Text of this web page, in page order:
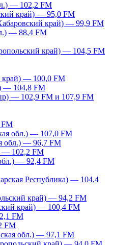
— 102,2 FM
край) — 95,0 FM
край) — 99,9 FM
— 88,4 FM
край) — 104,5 FM
край) — 100,0 FM
— 104,8 FM
— 102,9 FM и 107,9 FM
обл.) — 107,0 FM
обл.) — 96,7 FM
— 102,2 FM
— 92,4 FM
Республика) — 104,4
край) — 94,2 FM
край) — 100,4 FM
FM
FM
обл.) — 97,1 FM